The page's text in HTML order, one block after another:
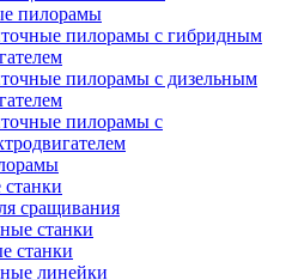
пилорамы
пилорамы с гибридным
пилорамы с дизельным
пилорамы с
сращивания
станки
станки
линейки